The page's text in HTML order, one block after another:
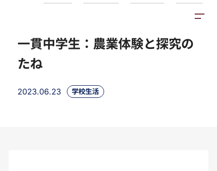
一貫中学生：農業体験と探究の
たね
2023.06.23 学校生活